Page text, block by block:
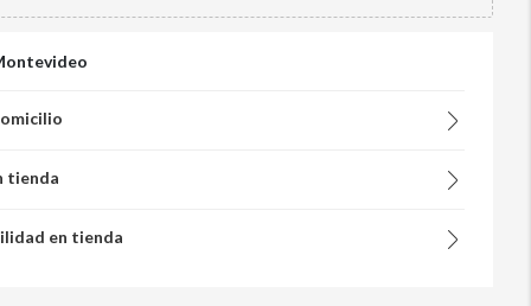
tienda
en tienda